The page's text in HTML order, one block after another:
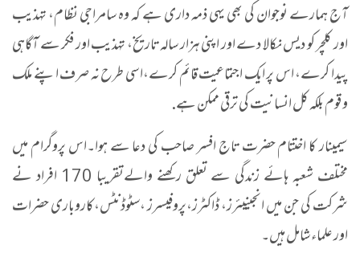
آج ہمارے نوجوان کی بھی یہی ذمہ داری ہے کہ وہ سامراجی نظام، تہذیب
اور کلچر کو دیس نکالا دے اور اپنی ہزار سالہ تاریخ، تہذیب اور فکر سے آگاہی
پیدا کرے، اس پر ایک اجتماعیت قائم کرے،اسی طرح نہ صرف اپنے ملک
و قوم بلکہ کل انسانیت کی ترقی ممکن ہے.
سیمینار کا اختتام حضرت تاج افسر صاحب کی دعا سے ہوا۔اس پروگرام میں
مختلف شعبہ ہائے زندگی سے تعلق رکھنے والےتقریبا 170 افراد نے
شرکت کی جن میں انجینیئرز، ڈاکٹرز،پروفیسرز ،سٹوڈنٹس،کاروباری حضرات
اور علماء شامل ہیں۔